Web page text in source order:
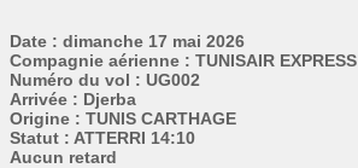
Date : dimanche 17 mai 2026
Compagnie aérienne : TUNISAIR EXPRESS
Numéro du vol : UG002
Arrivée : Djerba
Origine : TUNIS CARTHAGE
Statut : ATTERRI 14:10
Aucun retard